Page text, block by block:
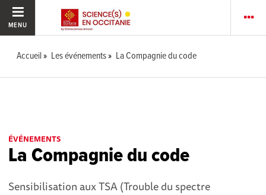
MENU
Accueil Les événements La Compagnie du code
ÉVÉNEMENTS
La Compagnie du code
Sensibilisation aux TSA (Trouble du spectre